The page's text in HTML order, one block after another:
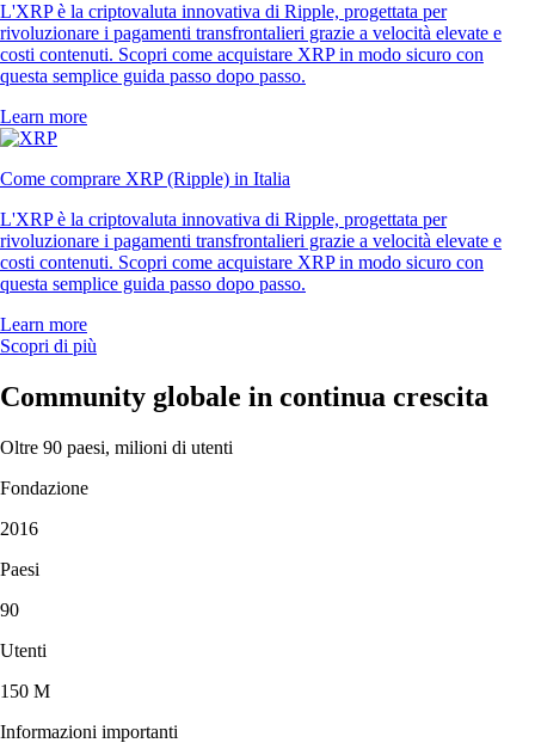
L'XRP è la criptovaluta innovativa di Ripple, progettata per
rivoluzionare i pagamenti transfrontalieri grazie a velocità elevate e
costi contenuti. Scopri come acquistare XRP in modo sicuro con
questa semplice guida passo dopo passo.
Learn more
Come comprare XRP (Ripple) in Italia
L'XRP è la criptovaluta innovativa di Ripple, progettata per
rivoluzionare i pagamenti transfrontalieri grazie a velocità elevate e
costi contenuti. Scopri come acquistare XRP in modo sicuro con
questa semplice guida passo dopo passo.
Learn more
Scopri di più
Community globale in continua crescita
Oltre 90 paesi, milioni di utenti
Fondazione
2016
Paesi
90
Utenti
150 M
Informazioni importanti